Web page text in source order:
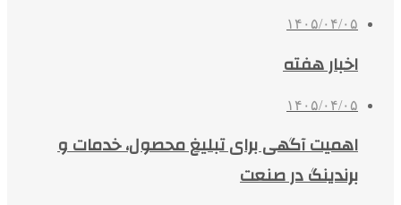
۱۴۰۵/۰۴/۰۵
اخبار هفته
۱۴۰۵/۰۴/۰۵
اهمیت آگهی برای تبلیغ محصول، خدمات و
برندینگ در صنعت